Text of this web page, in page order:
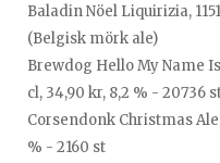
Baladin Nöel Liquirizia,
(Belgisk mörk ale)
Brewdog Hello My Name
cl, 34,90 kr, 8,2 % - 20736
Corsendonk Christmas Ale,
% - 2160 st